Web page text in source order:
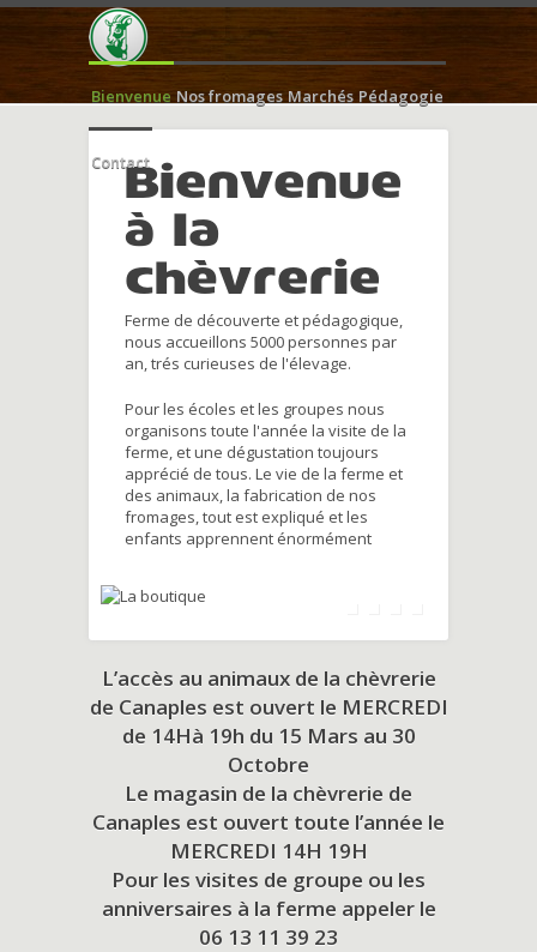
Bienvenue Nos fromages Marchés Pédagogie
ContactBienvenue
à la
chèvrerie
Ferme de découverte et pédagogique,
nous accueillons 5000 personnes par
an, trés curieuses de l'élevage.
Pour les écoles et les groupes nous
organisons toute l'année la visite de la
ferme, et une dégustation toujours
apprécié de tous. Le vie de la ferme et
des animaux, la fabrication de nos
fromages, tout est expliqué et les
enfants apprennent énormément
L’accès au animaux de la chèvrerie
de Canaples est ouvert le MERCREDI
de 14Hà 19h du 15 Mars au 30
Octobre
Le magasin de la chèvrerie de
Canaples est ouvert toute l’année le
MERCREDI 14H 19H
Pour les visites de groupe ou les
anniversaires à la ferme appeler le
06 13 11 39 23